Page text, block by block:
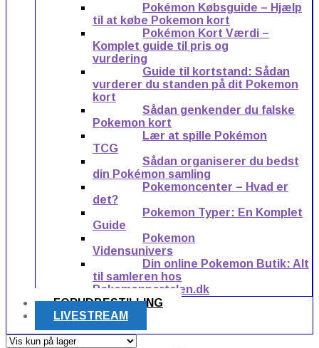
Pokémon Købsguide – Hjælp
til at købe Pokemon kort
Pokémon Kort Værdi –
Komplet guide til pris og
vurdering
Guide til kortstand: Sådan
vurderer du standen på dit Pokemon
kort
Sådan genkender du falske
Pokemon kort
Lær at spille Pokémon
TCG
Sådan organiserer du bedst
din Pokémon samling
Pokemoncenter – Hvad er
det?
Pokemon Typer: En Komplet
Guide
Pokemon
Vidensunivers
Din online Pokemon Butik: Alt
til samleren hos
Pokemonportalen.dk
FORUDBESTILLING
LIVESTREAM